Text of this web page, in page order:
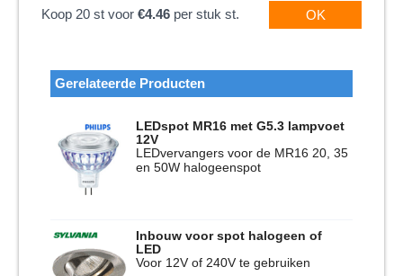
Koop 20 st voor €4.46 per stuk st. OK
Gerelateerde Producten
LEDspot MR16 met G5.3 lampvoet
12V
LEDvervangers voor de MR16 20, 35
en 50W halogeenspot
Inbouw voor spot halogeen of
LED
Voor 12V of 240V te gebruiken